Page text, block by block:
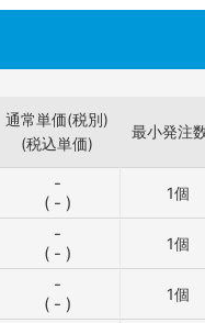
通常単価(税別)
(税込単価)
最小発注
-
( - ) 1個
-
( - ) 1個
-
( - ) 1個